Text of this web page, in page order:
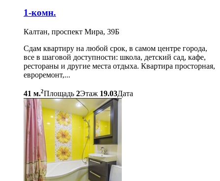
1-комн.
Калтан, проспект Мира, 39Б
Сдам квартиру на любой срок, в самом центре города,
все в шаговой доступности: школа, детский сад, кафе,
рестораны и другие места отдыха. Квартира просторная,
евроремонт,...
41 м.2Площадь 2Этаж 19.03Дата